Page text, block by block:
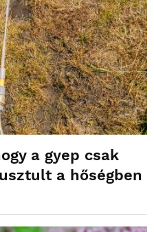
a gyep csak
a hőségben